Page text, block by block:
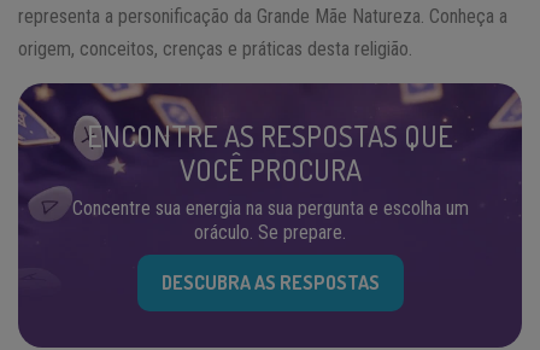
representa a personificação da Grande Mãe Natureza. Conheça a
origem, conceitos, crenças e práticas desta religião.
ENCONTRE AS RESPOSTAS QUE
VOCÊ PROCURA
Concentre sua energia na sua pergunta e escolha um
oráculo. Se prepare.
DESCUBRA AS RESPOSTAS